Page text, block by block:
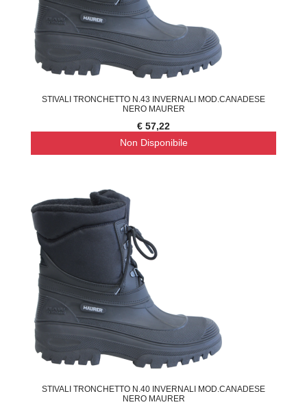
STIVALI TRONCHETTO N.43 INVERNALI MOD.CANADESE
NERO MAURER
€ 57,22
Non Disponibile
STIVALI TRONCHETTO N.40 INVERNALI MOD.CANADESE
NERO MAURER